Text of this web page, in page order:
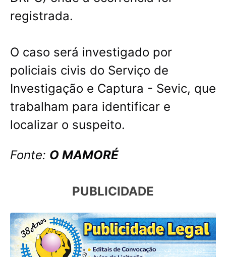
registrada.
O caso será investigado por
policiais civis do Serviço de
Investigação e Captura - Sevic, que
trabalham para identificar e
localizar o suspeito.
Fonte: O MAMORÉ
PUBLICIDADE